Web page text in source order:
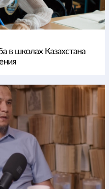
в школах Казахстана